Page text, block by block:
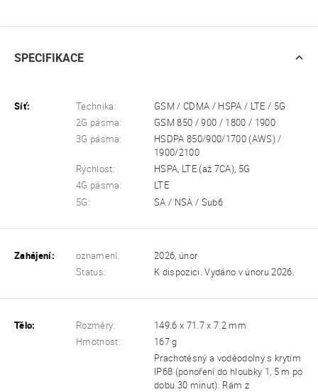
SPECIFIKACE
Síť: Technika:
GSM / CDMA / HSPA / LTE / 5G
2G pásma:
GSM 850 / 900 / 1800 / 1900
3G pásma:
HSDPA 850/900/1700 (AWS) /
1900/2100
Rýchlost:
HSPA, LTE (až 7CA), 5G
4G pásma:
LTE
5G:
SA / NSA / Sub6
Zahájení: oznamení:
2026, únor
Status:
K dispozici. Vydáno v únoru 2026.
Tělo: Rozměry:
149.6 x 71.7 x 7.2 mm
Hmotnost:
167 g
Prachotěsný a voděodolný s krytím
IP68 (ponoření do hloubky 1, 5 m po
dobu 30 minut). Rám z